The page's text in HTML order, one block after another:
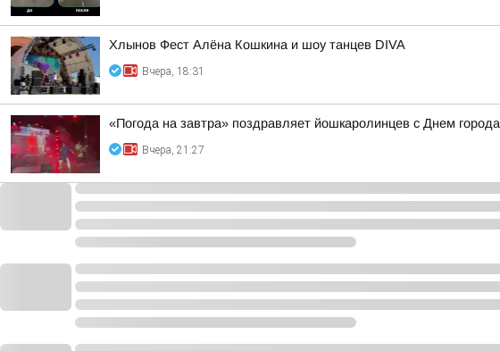
Хлынов Фест Алёна Кошкина и шоу танцев DIVA
Вчера, 18:31
«Погода на завтра» поздравляет йошкаролинцев с Днем города
Вчера, 21:27